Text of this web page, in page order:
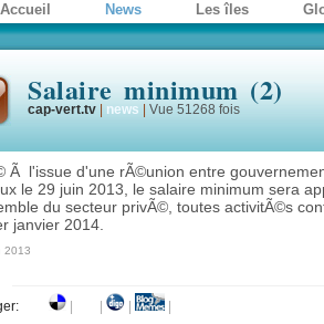
Accueil News Les îles
Salaire minimum (2)
cap-vert.tv news Vue 51268 fois
Ã l'issue d'une rÃ©union entre
le 29 juin 2013, le salaire minimum sera
du secteur privÃ©, toutes activitÃ©s
janvier 2014.
2013